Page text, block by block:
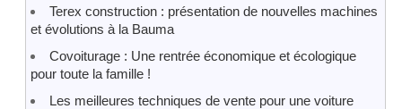
Terex construction : présentation de nouvelles machines
et évolutions à la Bauma
Covoiturage : Une rentrée économique et écologique
pour toute la famille !
Les meilleures techniques de vente pour une voiture